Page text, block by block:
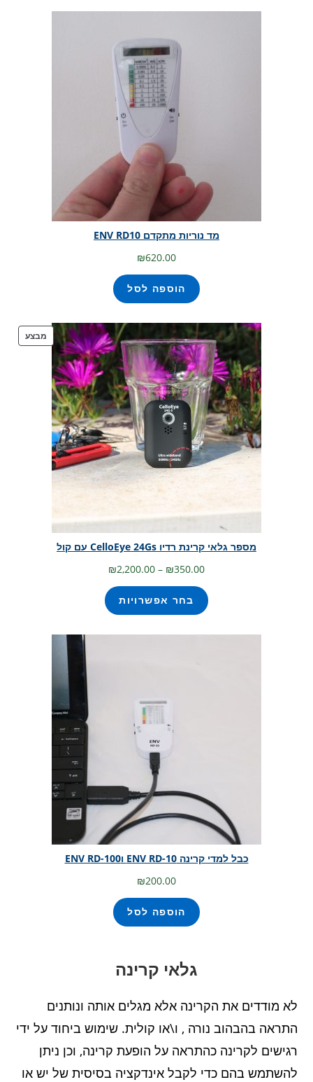
⁦₪1,100.00⁩
מד נוריות מתקדם ENV RD10
₪620.00
הוספה לסל
מבצע
מספר גלאי קרינת רדיו CelloEye 24Gs עם קול
₪350.00
–
₪2,200.00
בחר אפשרויות
כבל למדי קרינה ENV RD-10 וENV RD-100
₪200.00
הוספה לסל
גלאי קרינה
לא מודדים את הקרינה אלא מגלים אותה ונותנים
התראה בהבהוב נורה , ו\או קולית. שימוש ביחוד על ידי
רגישים לקרינה כהתראה על הופעת קרינה, וכן ניתן
להשתמש בהם כדי לקבל אינדקציה בסיסית של יש או